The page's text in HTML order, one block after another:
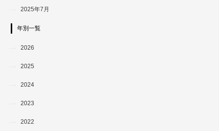
2025年7月
年別一覧
2026
2025
2024
2023
2022